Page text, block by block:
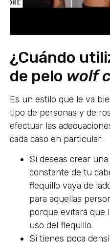
¿Cuándo
de pelo wolf
Es un estilo que le va
tipo de personas y de
efectuar las
cada caso en particular:
Si deseas crear
constante de tu
flequillo vaya de
para aquellas
porque evitará que
uso del flequillo.
Si tienes poca